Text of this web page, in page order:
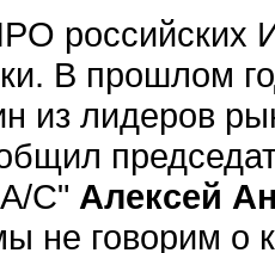
российских
В прошлом
из лидеров
С" Алексей
не говорим о